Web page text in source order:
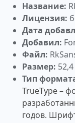
Название:
Лицензия:
Дата
Добавил:
Файл:
Размер:
Тип
TrueType –
годов.